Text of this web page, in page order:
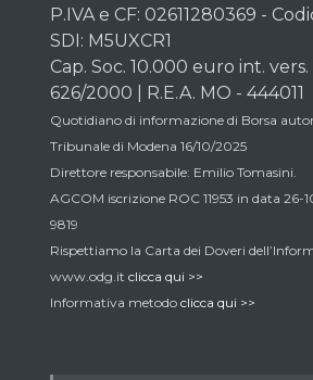
P.IVA e CF: 02611280369 -
SDI: M5UXCR1
Cap. Soc. 10.000 euro int. vers.
626/2000 | R.E.A. MO - 444011
Quotidiano di informazione di Borsa
Tribunale di Modena 16/10/2025
Direttore responsabile: Emilio Tomasini.
AGCOM iscrizione ROC 11953 in data 26-
9819
Rispettiamo la Carta dei Doveri
www.odg.it clicca qui >>
Informativa metodo clicca qui >>